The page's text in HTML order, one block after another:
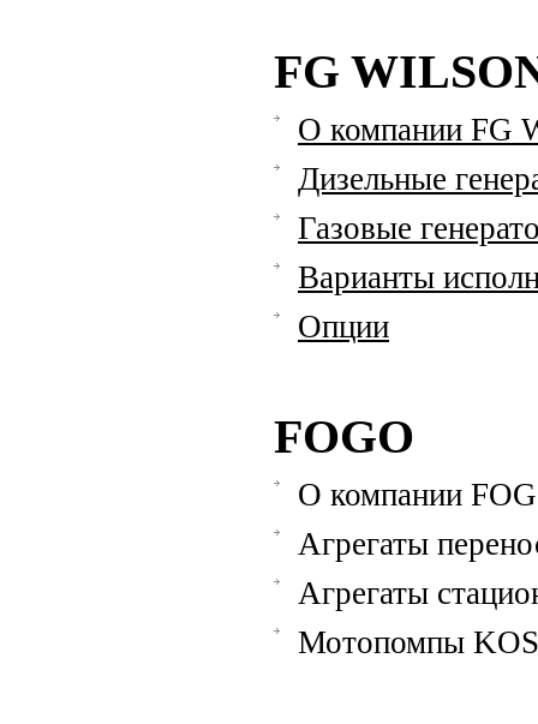
FG
О компании FG
Дизельные
Газовые
Варианты
Опции
FOGO
О компании
Агрегаты
Агрегаты
Мотопомпы